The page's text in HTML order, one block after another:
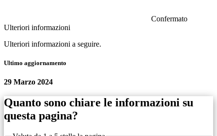
Confermato
Ulteriori informazioni
Ulteriori informazioni a seguire.
Ultimo aggiornamento
29 Marzo 2024
Quanto sono chiare le informazioni su
questa pagina?